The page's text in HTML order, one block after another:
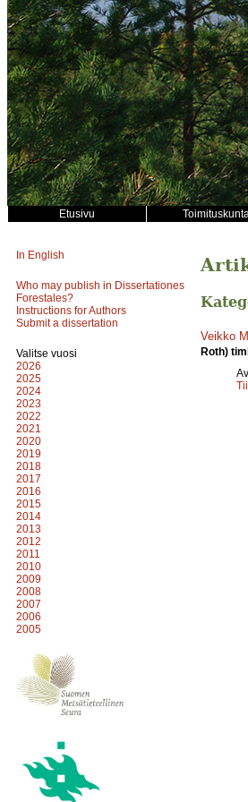
Etusivu
In English
Who may publish in Dissertationes
Forestales?
Instructions for Authors
Submit a dissertation
Valitse vuosi
2026
2025
2024
2023
2022
2021
2020
2019
2018
2017
2016
2015
2014
2013
2012
2011
2010
2009
2008
2007
2006
2005
Veikko
Roth)